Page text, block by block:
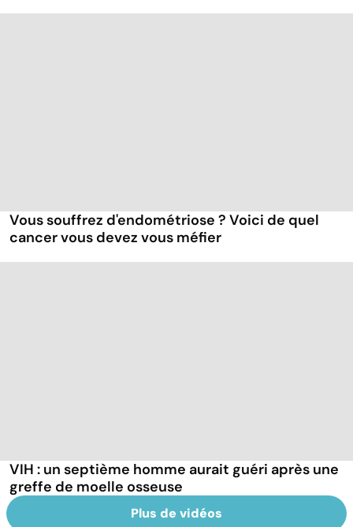
Vous souffrez d'endométriose ? Voici de quel
cancer vous devez vous méfier
VIH : un septième homme aurait guéri après une
greffe de moelle osseuse
Plus de vidéos